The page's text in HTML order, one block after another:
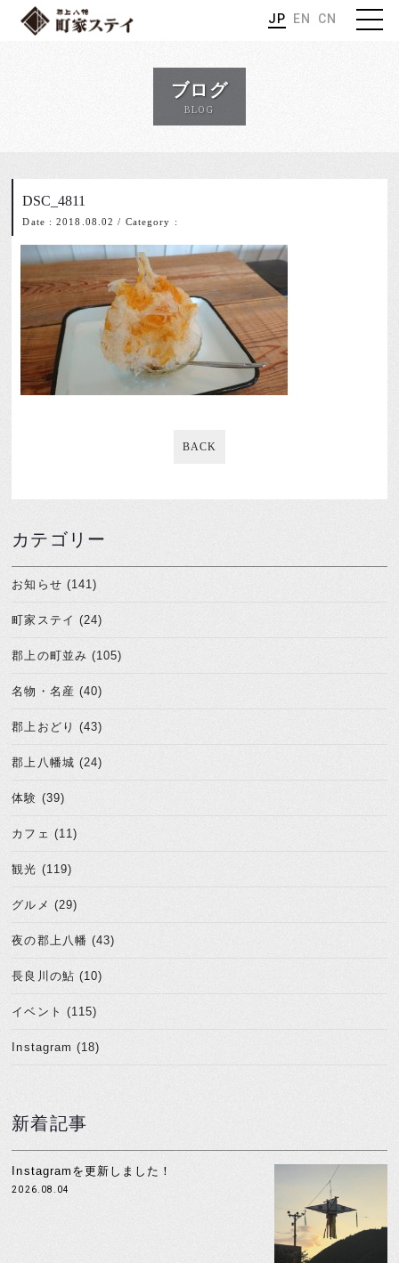
JP EN CN
ブログ
BLOG
DSC_4811
Date : 2018.08.02 / Category :
BACK
カテゴリー
お知らせ (141)
町家ステイ (24)
郡上の町並み (105)
名物・名産 (40)
郡上おどり (43)
郡上八幡城 (24)
体験 (39)
カフェ (11)
観光 (119)
グルメ (29)
夜の郡上八幡 (43)
長良川の鮎 (10)
イベント (115)
Instagram (18)
新着記事
Instagramを更新しました！
2026.08.04